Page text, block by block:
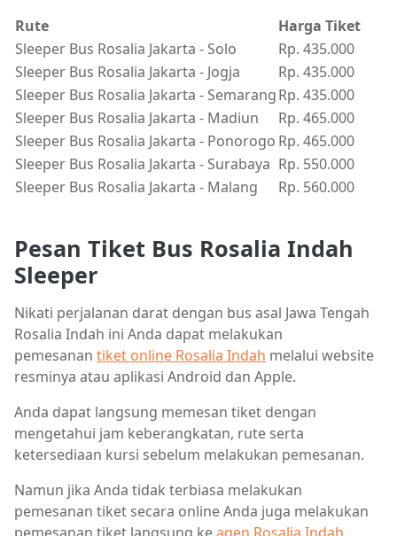
Rute
Harga Tiket
Sleeper Bus Rosalia Jakarta - Solo
Rp. 435.000
Sleeper Bus Rosalia Jakarta - Jogja
Rp. 435.000
Sleeper Bus Rosalia Jakarta - SemarangRp. 435.000
Sleeper Bus Rosalia Jakarta - Madiun
Rp. 465.000
Sleeper Bus Rosalia Jakarta - Ponorogo Rp. 465.000
Sleeper Bus Rosalia Jakarta - Surabaya Rp. 550.000
Sleeper Bus Rosalia Jakarta - Malang
Rp. 560.000
Pesan Tiket Bus Rosalia Indah
Sleeper
Nikati perjalanan darat dengan bus asal Jawa Tengah
Rosalia Indah ini Anda dapat melakukan
pemesanan tiket online Rosalia Indah melalui website
resminya atau aplikasi Android dan Apple.
Anda dapat langsung memesan tiket dengan
mengetahui jam keberangkatan, rute serta
ketersediaan kursi sebelum melakukan pemesanan.
Namun jika Anda tidak terbiasa melakukan
pemesanan tiket secara online Anda juga melakukan